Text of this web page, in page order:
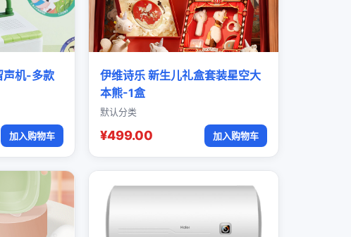
声机-多款
加入购物车
伊维诗乐 新生儿礼盒套装星空大
本熊-1盒
默认分类
¥499.00 加入购物车